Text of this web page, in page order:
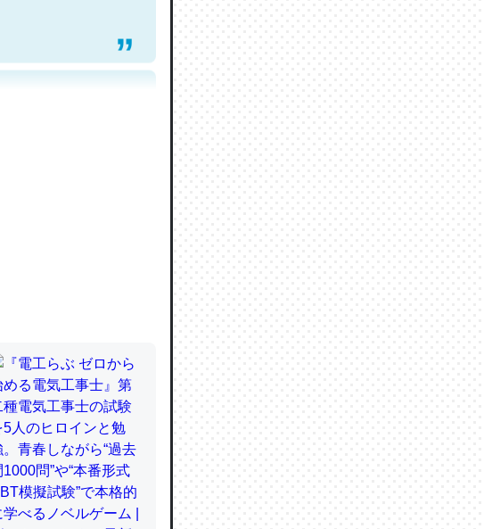
説でいう「ずっと前
ればするほど分かり
のカルシウム分はエビ
関する新仮説